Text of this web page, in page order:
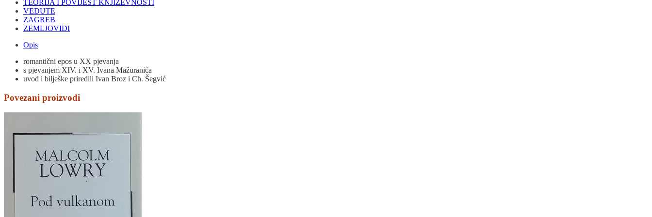
TEORIJA I POVIJEST KNJIŽEVNOSTI
VEDUTE
ZAGREB
ZEMLJOVIDI
Opis
romantični epos u XX pjevanja
s pjevanjem XIV. i XV. Ivana Mažuranića
uvod i bilješke priredili Ivan Broz i Ch. Šegvić
Povezani proizvodi